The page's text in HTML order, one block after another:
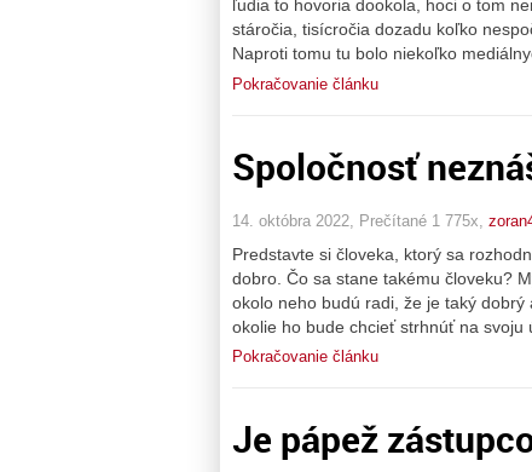
ľudia to hovoria dookola, hoci o tom
stáročia, tisícročia dozadu koľko
Naproti tomu tu bolo niekoľko
Pokračovanie článku
Spoločnosť
14. októbra 2022, Prečítané 1 775x,
Predstavte si človeka, ktorý sa
dobro. Čo sa stane takému človeku?
okolo neho budú radi, že je taký
okolie ho bude chcieť strhnúť na
Pokračovanie článku
Je pápež